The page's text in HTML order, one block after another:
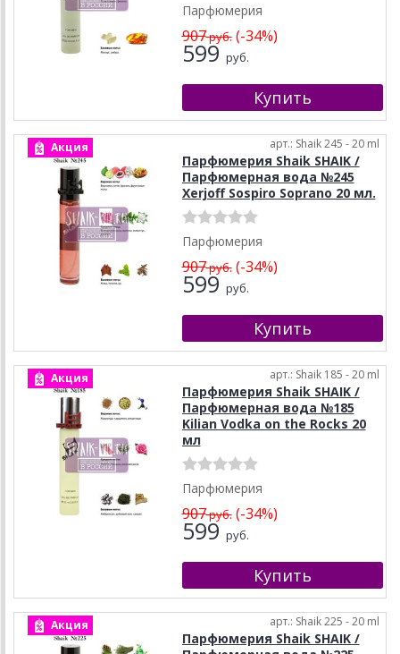
Парфюмерия
907руб.(-34%)
599 руб.
Акция арт.: Shaik 245 - 20 ml
Парфюмерия Shaik SHAIK /
Парфюмерная вода №245
Xerjoff Sospiro Soprano 20 мл.
Парфюмерия
907руб.(-34%)
599 руб.
Акция арт.: Shaik 185 - 20 ml
Парфюмерия Shaik SHAIK /
Парфюмерная вода №185
Kilian Vodka on the Rocks 20
мл
Парфюмерия
907руб.(-34%)
599 руб.
Акция арт.: Shaik 225 - 20 ml
Парфюмерия Shaik SHAIK /